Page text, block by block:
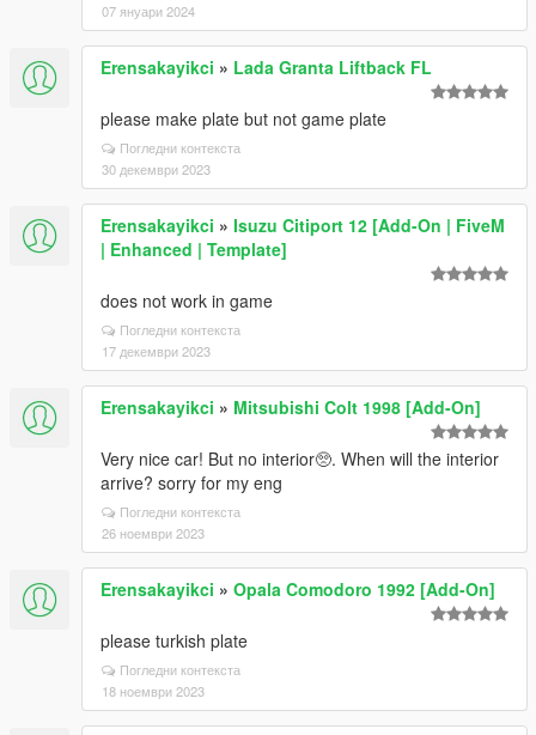
07 януари 2024
Erensakayikci » Lada Granta Liftback FL
please make plate but not game plate
Погледни контекста
30 декември 2023
Erensakayikci » Isuzu Citiport 12 [Add-On | FiveM
| Enhanced | Template]
does not work in game
Погледни контекста
17 декември 2023
Erensakayikci » Mitsubishi Colt 1998 [Add-On]
Very nice car! But no interior🥺. When will the interior
arrive? sorry for my eng
Погледни контекста
26 ноември 2023
Erensakayikci » Opala Comodoro 1992 [Add-On]
please turkish plate
Погледни контекста
18 ноември 2023